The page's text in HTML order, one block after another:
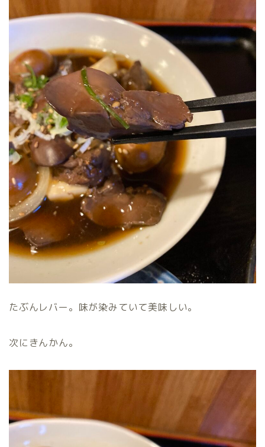
たぶんレバー。味が染みていて美味しい。
次にきんかん。